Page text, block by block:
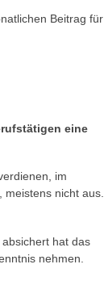
Beitrag für
eine
im
meistens nicht aus.
hat das
nehmen.